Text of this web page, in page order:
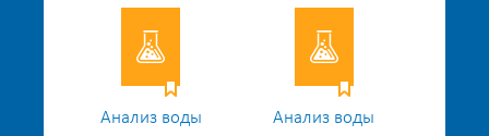
Анализ воды Анализ воды